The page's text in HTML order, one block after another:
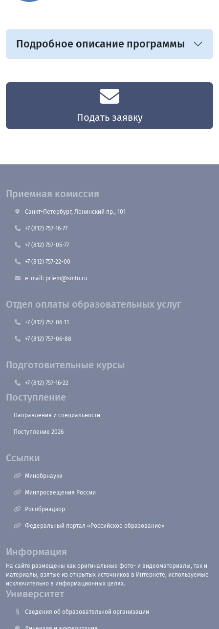
Подробное описание программы
Подать заявку
Приемная комиссия
Санкт-Петербург, Ленинский пр., 101
+7 (812) 757-16-77
+7 (812) 757-05-77
+7 (812) 757-22-00
e-mail: priem@smtu.ru
Отдел оплаты образовательных услуг
+7 (812) 757-06-11
+7 (812) 757-06-88
Подготовительные курсы
+7 (812) 757-16-22
Поступление
Направления и специальности
Поступление 2026
Ссылки
Минобрнауки
Минпросвещения России
Рособрнадзор
Федеральный портал «Российское образование»
Информация
На сайте размещены как оригинальные фото- и видеоматериалы, так и
материалы, взятые из открытых источников в Интернете, используемые
исключительно в информационных целях.
Университет
Сведения об образовательной организации